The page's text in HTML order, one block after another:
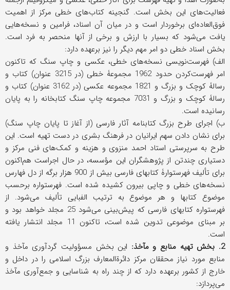
فعالیت‌های این بخش است. گنجینه کتاب‌های خطی مرکز از اهمیت
فوق‌العاده‌ای برخوردار است و در میان آن اسناد، فرامین و نسخه‌هایی
یافت می‌شود که بسیار با ارزش و برخی از آنها منحصر به فرد است.
بخش اسناد خطی دو امر مهم دیگر را نیز برعهده دارد:
الف) فهرست‌نویسی نسخه‌های خطی، عکسی و چاپ سنگ که تاکنون
امر فهرست‌کردن حدود 1962 مجموعۀ خطی (در 3215 عنوان) کتاب و
رسالۀ کوچک و بزرگ و 1821 مجموعه عکسی (در 3162 عنوان) کتاب و
رسالۀ کوچک و بزرگ و 7031 مجموعه چاپ سنگ کتابخانه را به پایان
رسانیده است.
ب) اجرای طرح بزرگ کتابنامه آثار فارسی (از آغاز تا پایان چاپ سنگ)
برای نشان دادن سهم ایرانیان در فرهنگ بشری در دست تهیه است. این
طرح به سرپرستی استاد احمد منزوی و هزینه و کمک‌های فنی مرکز و
دستیاری چندتن از پژوهشگران این مؤسسه، در حال اجراست هم‌اکنون
برای تألیف فهرستوارۀ کتابهای فارسی بیش از 900 هزار برگه از دل‌ فهارس
نسخه‌های خطی و چاپی بیرون کشیده شده است. فهرستواره برحسب
موضوع کتابها و هر موضوع به ترتیب الفبایی تألیف می‌شود. از
فهرستواره کتابهای فارسی که پیش‌بینی می‌شود 25 مجلد خواهد بود و
بر مبنای موضوعی تدوین شده است، تاکنون 11 مجلد انتشار یافته
است.
2. بخش تهیه منابع و مآخذ:
این بخش مسؤولیت گردآوری مآخذ و
منابع مورد نیاز محققان مرکز دائرة‌المعارف بزرگ اسلامی را در داخل و
خارج از کشور برعهده دارد که از چند راه به شناسایی و جمع‌آوری مآخذ
می‌پردازد: